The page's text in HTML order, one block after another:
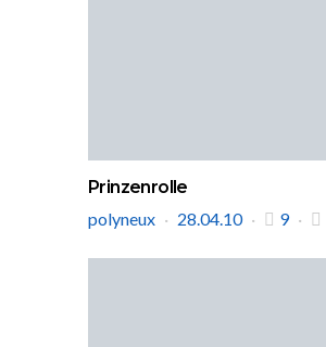
Prinzenrolle
polyneux
28.04.10 9